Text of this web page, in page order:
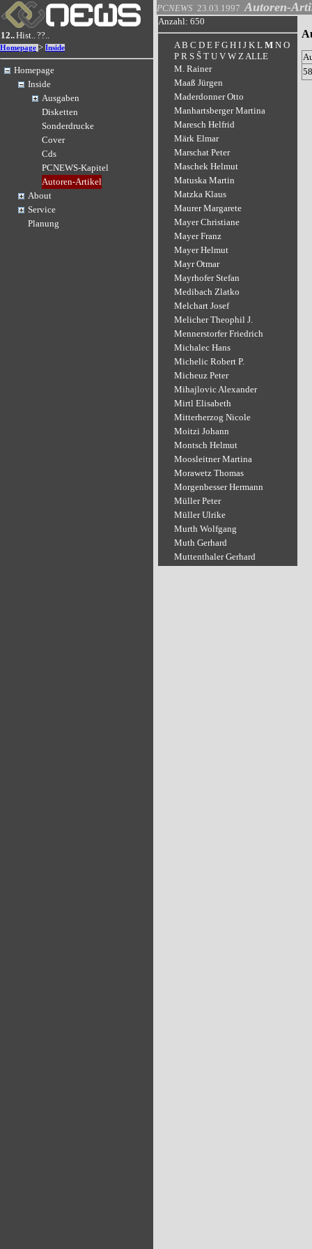
12..Hist..??..
Homepage > Inside
Homepage
Inside
Ausgaben
Disketten
Sonderdrucke
Cover
Cds
PCNEWS-Kapitel
Autoren-Artikel
About
Service
Planung
PCNEWS 23.03.1997 Autoren-
Anzahl: 650
A B C D E F G H I J K L M N O
P R S Š T U V W ZALLE
M. Rainer
Maaß Jürgen
Maderdonner Otto
Manhartsberger Martina
Maresch Helfrid
Märk Elmar
Marschat Peter
Maschek Helmut
Matuska Martin
Matzka Klaus
Maurer Margarete
Mayer Christiane
Mayer Franz
Mayer Helmut
Mayr Otmar
Mayrhofer Stefan
Medibach Zlatko
Melchart Josef
Melicher Theophil J.
Mennerstorfer Friedrich
Michalec Hans
Michelic Robert P.
Micheuz Peter
Mihajlovic Alexander
Mirtl Elisabeth
Mitterherzog Nicole
Moitzi Johann
Montsch Helmut
Moosleitner Martina
Morawetz Thomas
Morgenbesser Hermann
Müller Peter
Müller Ulrike
Murth Wolfgang
Muth Gerhard
Muttenthaler Gerhard
58